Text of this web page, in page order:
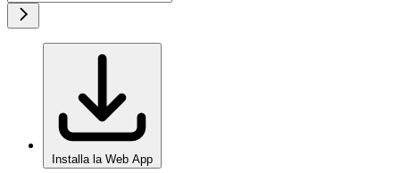
Installa la Web App